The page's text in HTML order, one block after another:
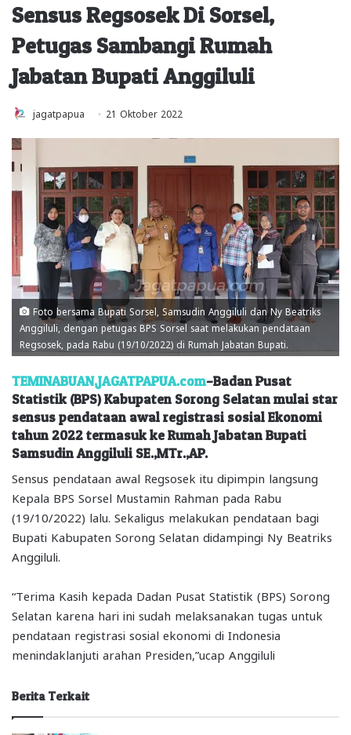
Sensus Regsosek Di Sorsel,
Petugas Sambangi Rumah
Jabatan Bupati Anggiluli
jagatpapua 21 Oktober 2022
Foto bersama Bupati Sorsel, Samsudin Anggiluli dan Ny Beatriks
Anggiluli, dengan petugas BPS Sorsel saat melakukan pendataan
Regsosek, pada Rabu (19/10/2022) di Rumah Jabatan Bupati.
TEMINABUAN,JAGATPAPUA.com–Badan Pusat
Statistik (BPS) Kabupaten Sorong Selatan mulai star
sensus pendataan awal registrasi sosial Ekonomi
tahun 2022 termasuk ke Rumah Jabatan Bupati
Samsudin Anggiluli SE.,MTr.,AP.
Sensus pendataan awal Regsosek itu dipimpin langsung
Kepala BPS Sorsel Mustamin Rahman pada Rabu
(19/10/2022) lalu. Sekaligus melakukan pendataan bagi
Bupati Kabupaten Sorong Selatan didampingi Ny Beatriks
Anggiluli.
“Terima Kasih kepada Dadan Pusat Statistik (BPS) Sorong
Selatan karena hari ini sudah melaksanakan tugas untuk
pendataan registrasi sosial ekonomi di Indonesia
menindaklanjuti arahan Presiden,”ucap Anggiluli
Berita Terkait